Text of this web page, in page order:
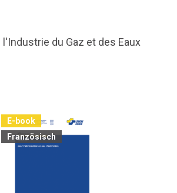
l'Industrie du Gaz et des Eaux
E-book
Französisch